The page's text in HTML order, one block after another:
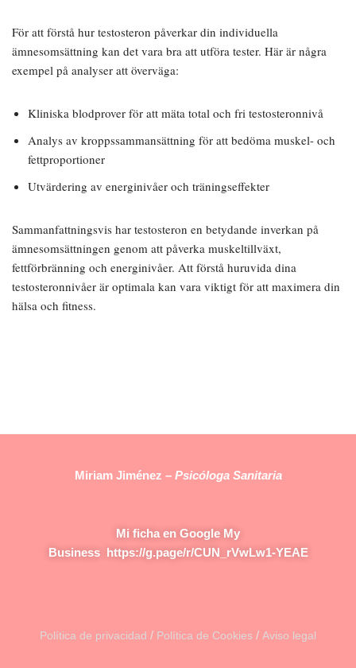
För att förstå hur testosteron påverkar din individuella
ämnesomsättning kan det vara bra att utföra tester. Här är några
exempel på analyser att överväga:
Kliniska blodprover för att mäta total och fri testosteronnivå
Analys av kroppssammansättning för att bedöma muskel- och
fettproportioner
Utvärdering av energinivåer och träningseffekter
Sammanfattningsvis har testosteron en betydande inverkan på
ämnesomsättningen genom att påverka muskeltillväxt,
fettförbränning och energinivåer. Att förstå huruvida dina
testosteronnivåer är optimala kan vara viktigt för att maximera din
hälsa och fitness.
Miriam Jiménez –Psicóloga Sanitaria
Mi ficha en Google My
Business https://g.page/r/CUN_rVwLw1-YEAE
Política de privacidad / Política de Cookies / Aviso legal